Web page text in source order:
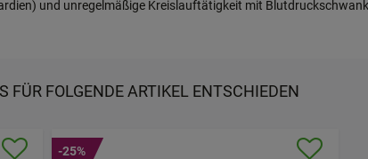
und unregelmäßige Kreislauftätigkeit mit
FÜR FOLGENDE ARTIKEL ENTSCHIEDEN
-25%